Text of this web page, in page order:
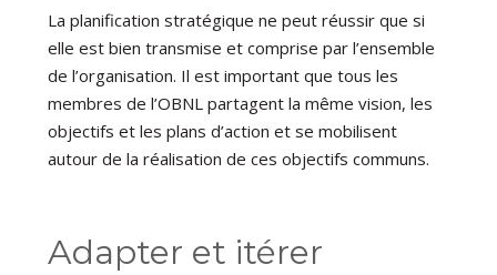
La planification stratégique ne peut réussir que si
elle est bien transmise et comprise par l’ensemble
de l’organisation. Il est important que tous les
membres de l’OBNL partagent la même vision, les
objectifs et les plans d’action et se mobilisent
autour de la réalisation de ces objectifs communs.
Adapter et itérer